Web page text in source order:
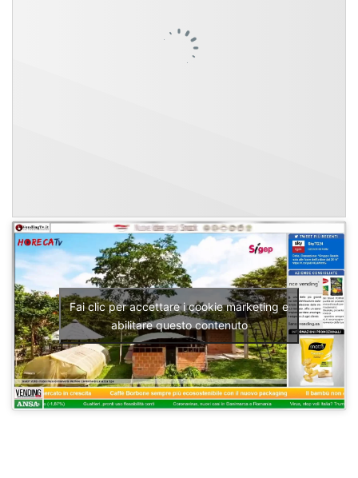
Fai clic per accettare i cookie marketing e
abilitare questo contenuto